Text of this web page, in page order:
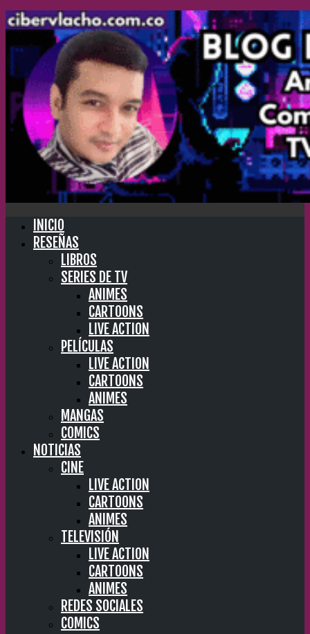
INICIO
RESEÑAS
LIBROS
SERIES DE TV
ANIMES
CARTOONS
LIVE ACTION
PELÍCULAS
LIVE ACTION
CARTOONS
ANIMES
MANGAS
COMICS
NOTICIAS
CINE
LIVE ACTION
CARTOONS
ANIMES
TELEVISIÓN
LIVE ACTION
CARTOONS
ANIMES
REDES SOCIALES
COMICS